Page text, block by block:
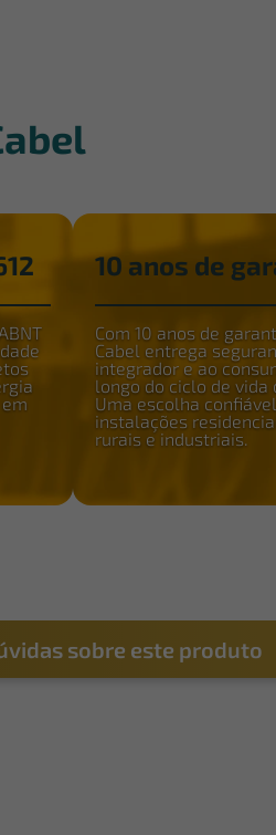
10 anos de
Com 10 anos de
Cabel entrega
integrador e ao
longo do ciclo de vida
Uma escolha
instalações
rurais e industriais.
sobre este produto